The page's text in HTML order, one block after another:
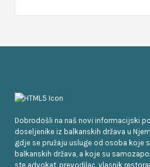
Dobrodošli na naš novi informacijski
doseljenike iz balkanskih država u
gdje se pružaju usluge od osoba koje
balkanskih država, a koje su
ste advokat, prevodilac, vlasnik